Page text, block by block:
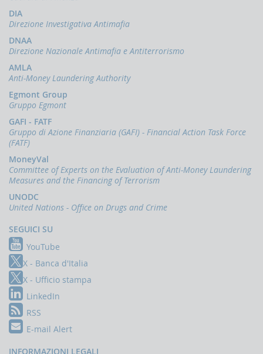
DIA
Direzione Investigativa Antimafia
DNAA
Direzione Nazionale Antimafia e Antiterrorismo
AMLA
Anti-Money Laundering Authority
Egmont Group
Gruppo Egmont
GAFI - FATF
Gruppo di Azione Finanziaria (GAFI) - Financial Action Task Force
(FATF)
MoneyVal
Committee of Experts on the Evaluation of Anti-Money Laundering
Measures and the Financing of Terrorism
UNODC
United Nations - Office on Drugs and Crime
SEGUICI SU
YouTube
X - Banca d'Italia
X - Ufficio stampa
LinkedIn
RSS
E-mail Alert
INFORMAZIONI LEGALI